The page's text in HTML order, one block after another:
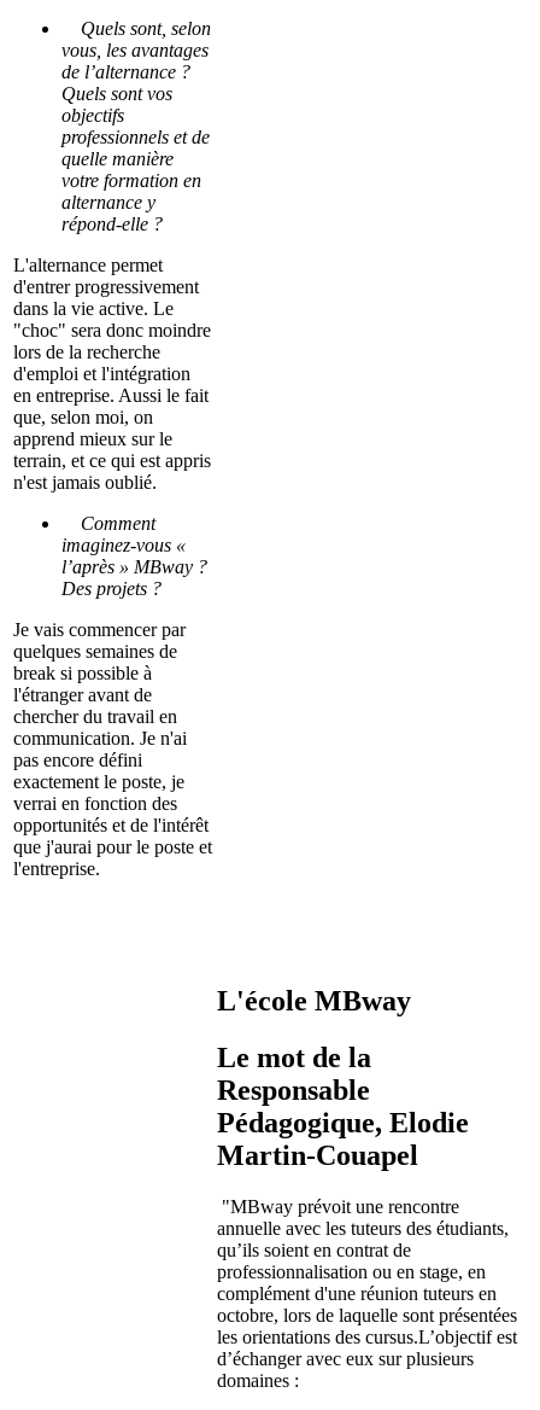
Quels sont, selon
vous, les avantages
de l’alternance ?
Quels sont vos
objectifs
professionnels et de
quelle manière
votre formation en
alternance y
répond-elle ?
L'alternance permet
d'entrer progressivement
dans la vie active. Le
"choc" sera donc moindre
lors de la recherche
d'emploi et l'intégration
en entreprise. Aussi le fait
que, selon moi, on
apprend mieux sur le
terrain, et ce qui est appris
n'est jamais oublié.
Comment
imaginez-vous «
l’après » MBway ?
Des projets ?
Je vais commencer par
quelques semaines de
break si possible à
l'étranger avant de
chercher du travail en
communication. Je n'ai
pas encore défini
exactement le poste, je
verrai en fonction des
opportunités et de l'intérêt
que j'aurai pour le poste et
l'entreprise.
L'école MBway
Le mot de la
Responsable
Pédagogique, Elodie
Martin-Couapel
"MBway prévoit une rencontre
annuelle avec les tuteurs des étudiants,
qu’ils soient en contrat de
professionnalisation ou en stage, en
complément d'une réunion tuteurs en
octobre, lors de laquelle sont présentées
les orientations des cursus.L’objectif est
d’échanger avec eux sur plusieurs
domaines :